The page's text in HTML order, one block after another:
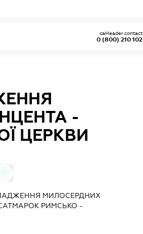
0 (800) 210 102
caHeader.contact
-
ЦЕРКВИ
МИЛОСЕРДНИХ
РИМСЬКО -